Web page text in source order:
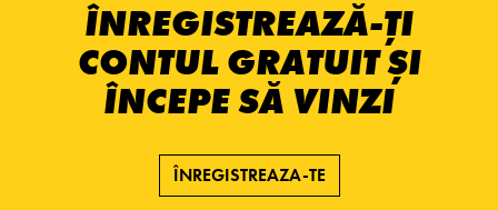
ÎNREGISTREAZĂ-ȚI
CONTUL GRATUIT ȘI
ÎNCEPE SĂ VINZI
ÎNREGISTREAZA-TE